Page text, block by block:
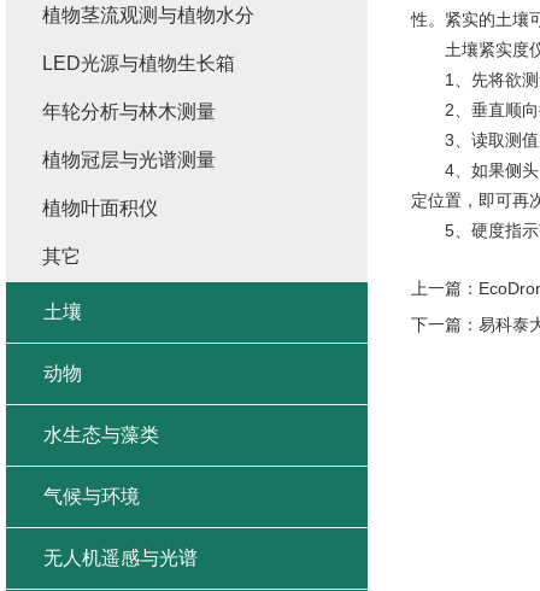
性。紧实的土壤
土壤紧实度
1、先将欲测
2、垂直顺向
3、读取测值
4、如果侧头内
定位置，即可再
5、硬度指示
上一篇：
下一篇： 易科泰
植物茎流观测与植物水分
LED光源与植物生长箱
年轮分析与林木测量
植物冠层与光谱测量
植物叶面积仪
其它
土壤
动物
水生态与藻类
气候与环境
无人机遥感与光谱